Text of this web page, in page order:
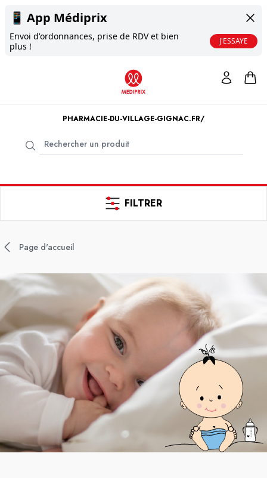
📱 App Médiprix
Envoi d'ordonnances, prise de RDV et bien
plus !
J'ESSAYE
PHARMACIE-DU-VILLAGE-GIGNAC.FR/
FILTRER
Page d'accueil